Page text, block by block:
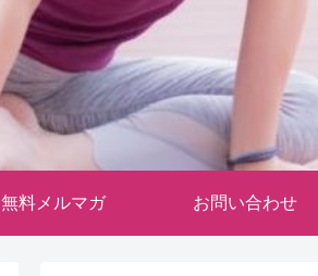
無料メルマガ お問い合わせ